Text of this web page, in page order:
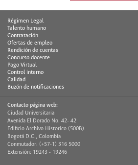
Régimen Legal
Talento humano
Contratación
Ofertas de empleo
Rendición de cuentas
Concurso docente
Pago Virtual
Control interno
Calidad
Buzón de notificaciones
Contacto página web:
Ciudad Universitaria
Avenida El Dorado No. 42- 42
Edificio Archivo Historico (500B).
Bogotá D.C., Colombia
Conmutador: (+57-1) 316 5000
Extensión: 19243 - 19246